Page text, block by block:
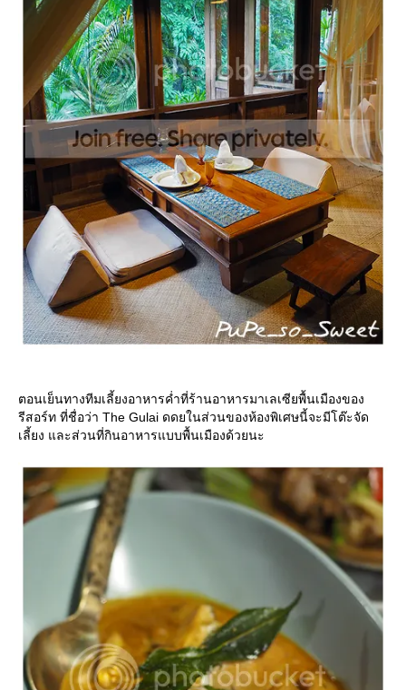
ตอนเย็นทางทีมเลี้ยงอาหารค่ำที่ร้านอาหารมาเลเซียพื้นเมืองของ
รีสอร์ท ที่ชื่อว่า The Gulai ดดยในส่วนของห้องพิเศษนี้จะมีโต๊ะจัด
เลี้ยง และส่วนที่กินอาหารแบบพื้นเมืองด้วยนะ